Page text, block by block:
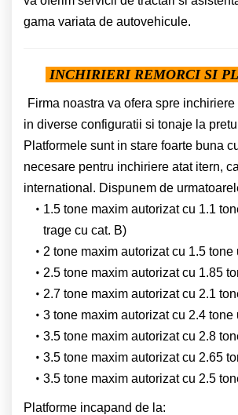
gama variata de autovehicule.
INCHIRIERI REMORCI SI
Firma noastra va ofera spre
in diverse configuratii si tonaje la
Platformele sunt in stare foarte buna
necesare pentru inchiriere atat itern,
international. Dispunem de
1.5 tone maxim autorizat cu 1.1
trage cu cat. B)
2 tone maxim autorizat cu 1.5 tone
2.5 tone maxim autorizat cu 1.85
2.7 tone maxim autorizat cu 2.1
3 tone maxim autorizat cu 2.4 tone
3.5 tone maxim autorizat cu 2.8
3.5 tone maxim autorizat cu 2.65
3.5 tone maxim autorizat cu 2.5
Platforme incapand de la: